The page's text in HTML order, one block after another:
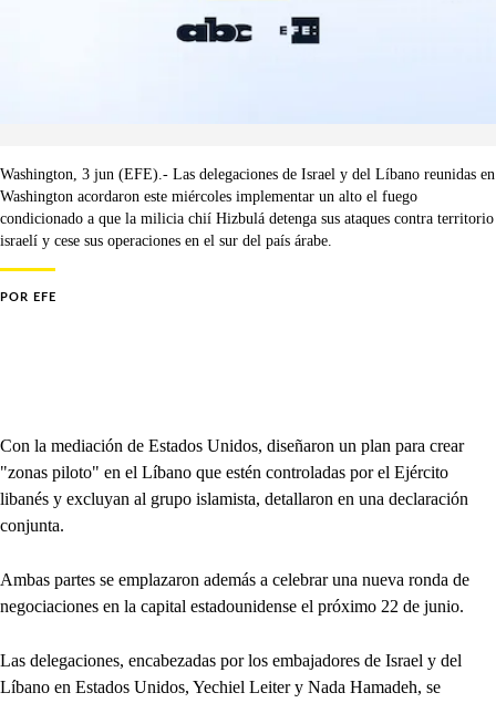
Washington, 3 jun (EFE).- Las delegaciones de Israel y del Líbano reunidas en
Washington acordaron este miércoles implementar un alto el fuego
condicionado a que la milicia chií Hizbulá detenga sus ataques contra territorio
israelí y cese sus operaciones en el sur del país árabe.
POR EFE
Con la mediación de Estados Unidos, diseñaron un plan para crear
"zonas piloto" en el Líbano que estén controladas por el Ejército
libanés y excluyan al grupo islamista, detallaron en una declaración
conjunta.
Ambas partes se emplazaron además a celebrar una nueva ronda de
negociaciones en la capital estadounidense el próximo 22 de junio.
Las delegaciones, encabezadas por los embajadores de Israel y del
Líbano en Estados Unidos, Yechiel Leiter y Nada Hamadeh, se